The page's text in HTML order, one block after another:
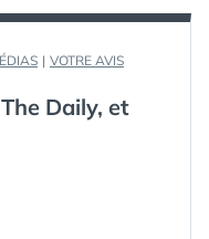
| VOTRE AVIS
Daily, et